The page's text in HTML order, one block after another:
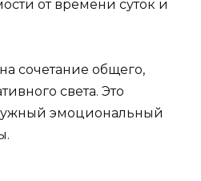
от времени суток и
сочетание общего,
света. Это
эмоциональный